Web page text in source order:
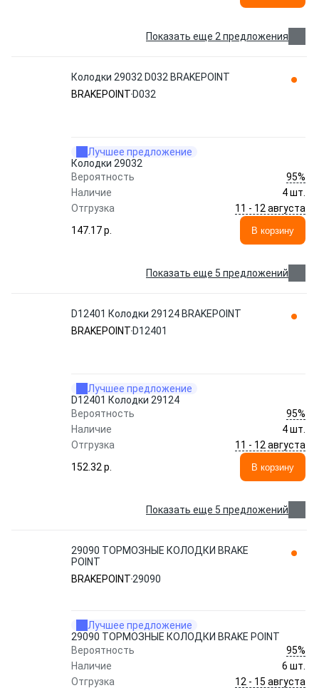
Показать еще 2 предложения
Колодки 29032 D032 BRAKEPOINT
BRAKEPOINT D032
Лучшее предложение
Колодки 29032
Вероятность
95%
Наличие
4 шт.
Отгрузка
11 - 12 августа
147.17 p.
В корзину
Показать еще 5 предложений
D12401 Колодки 29124 BRAKEPOINT
BRAKEPOINT D12401
Лучшее предложение
D12401 Колодки 29124
Вероятность
95%
Наличие
4 шт.
Отгрузка
11 - 12 августа
152.32 p.
В корзину
Показать еще 5 предложений
29090 ТОРМОЗНЫЕ КОЛОДКИ BRAKE
POINT
BRAKEPOINT 29090
Лучшее предложение
29090 ТОРМОЗНЫЕ КОЛОДКИ BRAKE POINT
Вероятность
95%
Наличие
6 шт.
Отгрузка
12 - 15 августа